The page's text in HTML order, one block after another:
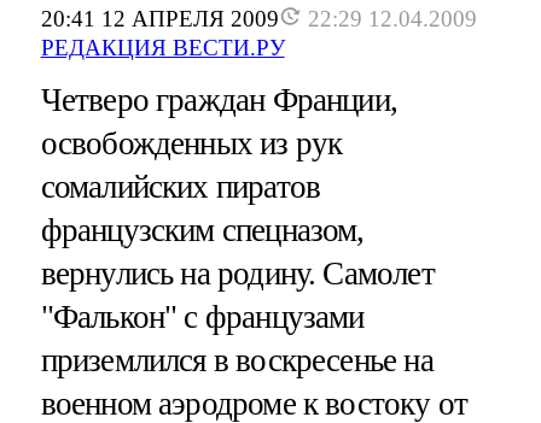
20:41 12 АПРЕЛЯ 2009
22:29 12.04.2009
РЕДАКЦИЯ ВЕСТИ.РУ
Четверо граждан Франции,
освобожденных из рук
сомалийских пиратов
французским спецназом,
вернулись на родину. Самолет
"Фалькон" с французами
приземлился в воскресенье на
военном аэродроме к востоку от